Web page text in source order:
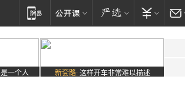
一个人 新套路: 这样开车非常难以描述